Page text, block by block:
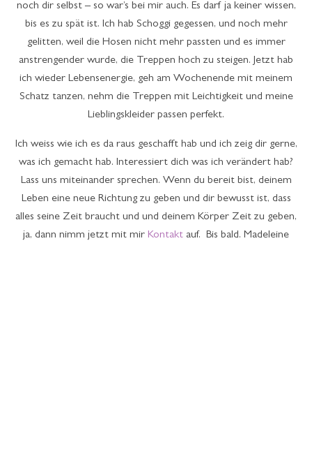
noch dir selbst – so war’s bei mir auch. Es darf ja keiner wissen,
bis es zu spät ist. Ich hab Schoggi gegessen, und noch mehr
gelitten, weil die Hosen nicht mehr passten und es immer
anstrengender wurde, die Treppen hoch zu steigen. Jetzt hab
ich wieder Lebensenergie, geh am Wochenende mit meinem
Schatz tanzen, nehm die Treppen mit Leichtigkeit und meine
Lieblingskleider passen perfekt.
Ich weiss wie ich es da raus geschafft hab und ich zeig dir gerne,
was ich gemacht hab. Interessiert dich was ich verändert hab?
Lass uns miteinander sprechen. Wenn du bereit bist, deinem
Leben eine neue Richtung zu geben und dir bewusst ist, dass
alles seine Zeit braucht und und deinem Körper Zeit zu geben,
ja, dann nimm jetzt mit mir Kontakt auf. Bis bald. Madeleine